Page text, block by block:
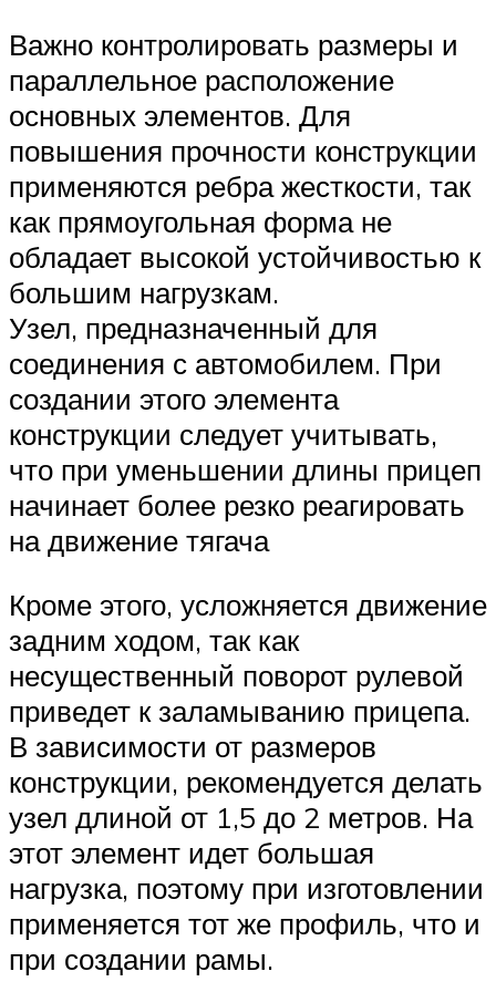
Важно контролировать размеры и
параллельное расположение
основных элементов. Для
повышения прочности конструкции
применяются ребра жесткости, так
как прямоугольная форма не
обладает высокой устойчивостью к
большим нагрузкам.
Узел, предназначенный для
соединения с автомобилем. При
создании этого элемента
конструкции следует учитывать,
что при уменьшении длины прицеп
начинает более резко реагировать
на движение тягача
Кроме этого, усложняется движение
задним ходом, так как
несущественный поворот рулевой
приведет к заламыванию прицепа.
В зависимости от размеров
конструкции, рекомендуется делать
узел длиной от 1,5 до 2 метров. На
этот элемент идет большая
нагрузка, поэтому при изготовлении
применяется тот же профиль, что и
при создании рамы.